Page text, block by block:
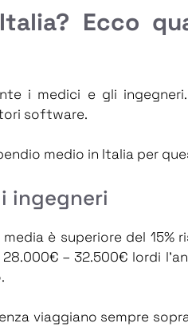
Ecco
i medici e gli
software.
medio in Italia per
ingegneri
è superiore del 15%
– 32.500€ lordi
viaggiano sempre